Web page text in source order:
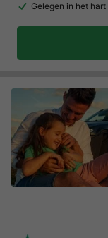
Gelegen in het